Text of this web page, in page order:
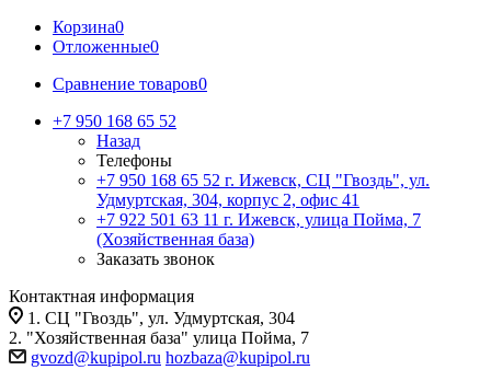
Корзина0
Отложенные0
Сравнение товаров0
+7 950 168 65 52
Назад
Телефоны
+7 950 168 65 52 г. Ижевск, СЦ "Гвоздь", ул.
Удмуртская, 304, корпус 2, офис 41
+7 922 501 63 11 г. Ижевск, улица Пойма, 7
(Хозяйственная база)
Заказать звонок
Контактная информация
1. СЦ "Гвоздь", ул. Удмуртская, 304
2. "Хозяйственная база" улица Пойма, 7
gvozd@kupipol.ru hozbaza@kupipol.ru